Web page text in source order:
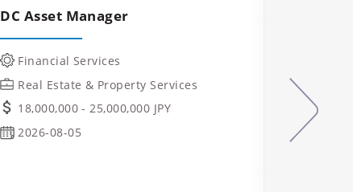
DC Asset Manager
Financial Services
Real Estate & Property Services
18,000,000 - 25,000,000 JPY
2026-08-05